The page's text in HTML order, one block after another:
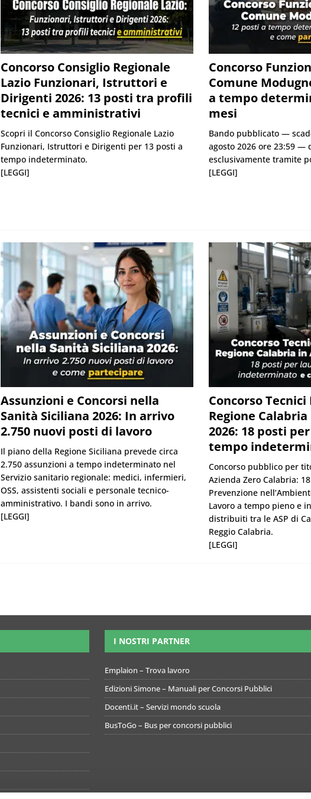
Concorso Consiglio Regionale
Lazio Funzionari, Istruttori e
Dirigenti 2026: 13 posti tra profili
tecnici e amministrativi
Scopri il Concorso Consiglio Regionale Lazio
Funzionari, Istruttori e Dirigenti per 13 posti a
tempo indeterminato.
[LEGGI]
Concorso
Comune
a tempo
mesi
Bando pubblicato —
agosto 2026 ore 23:59 —
esclusivamente tramite
[LEGGI]
Assunzioni e Concorsi nella
Sanità Siciliana 2026: In arrivo
2.750 nuovi posti di lavoro
Il piano della Regione Siciliana prevede circa
2.750 assunzioni a tempo indeterminato nel
Servizio sanitario regionale: medici, infermieri,
OSS, assistenti sociali e personale tecnico-
amministrativo. I bandi sono in arrivo.
[LEGGI]
Concorso
Regione
2026: 18 posti
tempo
Concorso pubblico per
Azienda Zero Calabria:
Prevenzione
Lavoro a tempo pieno e
distribuiti tra le ASP di
Reggio Calabria.
[LEGGI]
I NOSTRI PARTNER
Emplaion – Trova lavoro
Edizioni Simone – Manuali per Concorsi Pubblici
Docenti.it – Servizi mondo scuola
BusToGo – Bus per concorsi pubblici